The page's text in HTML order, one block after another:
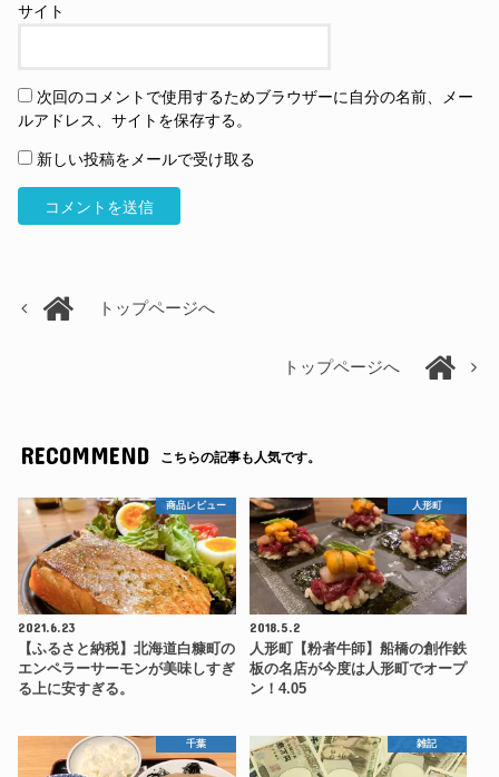
サイト
次回のコメントで使用するためブラウザーに自分の名前、メー
ルアドレス、サイトを保存する。
新しい投稿をメールで受け取る
トップページへ
トップページへ
RECOMMEND こちらの記事も人気です。
商品レビュー
2021.6.23
【ふるさと納税】北海道白糠町の
エンペラーサーモンが美味しすぎ
る上に安すぎる。
人形町
2018.5.2
人形町【粉者牛師】船橋の創作鉄
板の名店が今度は人形町でオープ
ン！4.05
千葉 雑記